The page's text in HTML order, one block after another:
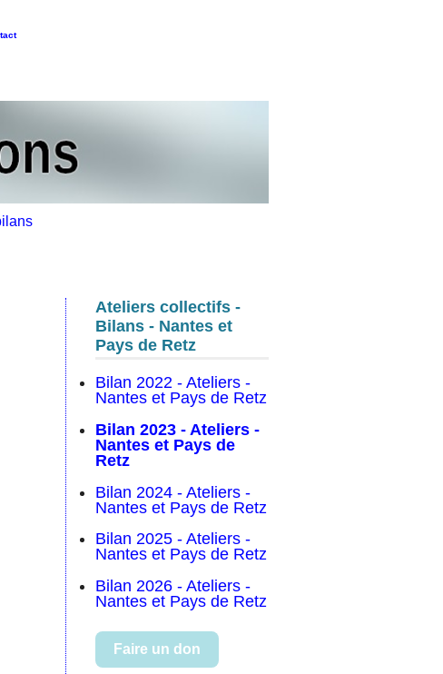
Ateliers collectifs -
Bilans - Nantes et
Pays de Retz
Bilan 2022 - Ateliers -
Nantes et Pays de Retz
Bilan 2023 - Ateliers -
Nantes et Pays de
Retz
Bilan 2024 - Ateliers -
Nantes et Pays de Retz
Bilan 2025 - Ateliers -
Nantes et Pays de Retz
Bilan 2026 - Ateliers -
Nantes et Pays de Retz
Faire un don